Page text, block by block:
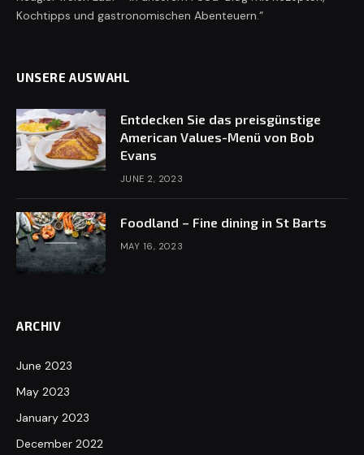
Kochtipps und gastronomischen Abenteuern.“
UNSERE AUSWAHL
Entdecken Sie das preisgünstige
American Values-Menü von Bob
Evans
JUNE 2, 2023
Foodland – Fine dining in St Barts
MAY 16, 2023
ARCHIV
June 2023
May 2023
January 2023
December 2022